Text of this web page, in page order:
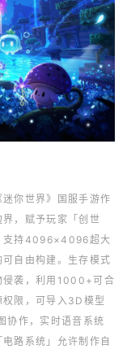
你世界》国服手游作
，赋予玩家「创世
支持4096×4096超大
自由构建。生存模式
侵袭，利用1000+可合
限，可导入3D模型
协作，实时语音系统
路系统」允许制作自